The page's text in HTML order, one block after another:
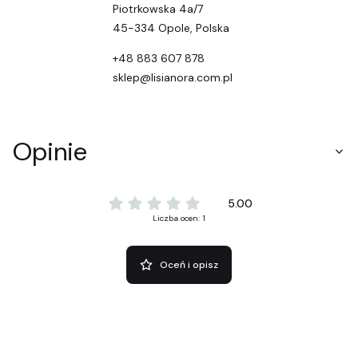
Piotrkowska 4a/7
45-334 Opole, Polska
+48 883 607 878
sklep@lisianora.com.pl
Opinie
5.00
Liczba ocen: 1
Oceń i opisz